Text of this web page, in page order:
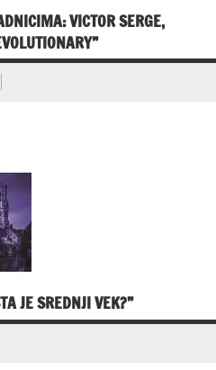
VICTOR SERGE,
JE SREDNJI VEK?”